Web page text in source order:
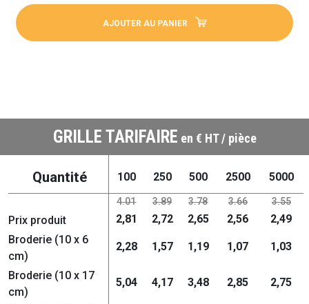
AJOUTER AU PANIER
GRILLE TARIFAIRE en € HT / pièce
Quantité 100 250 500 2500 5000
4.01 3.89 3.78 3.66 3.55
Prix produit 2,81 2,72 2,65 2,56
2,49
Broderie (10 x 6
cm)
2,28 1,57 1,19 1,07 1,03
Broderie (10 x 17
cm)
5,04 4,17 3,48 2,85 2,75